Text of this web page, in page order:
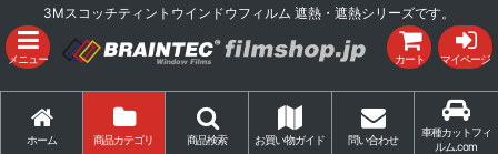
3Mスコッチティントウインドウフィルム 遮熱・遮熱シリーズです。
メニュー カート マイページ
ホーム 商品カテゴリ 商品検索 お買い物ガイド 問い合わせ
車種カットフィ
ルム.com